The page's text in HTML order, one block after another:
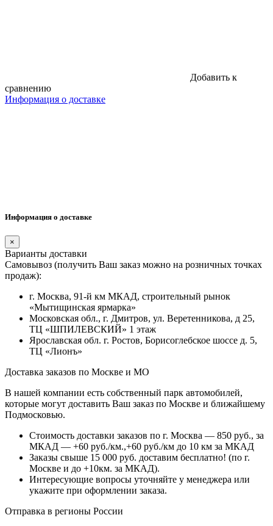
Добавить к
сравнению
Информация о доставке
Информация о доставке
×
Варианты доставки
Самовывоз (получить Ваш заказ можно на розничных точках
продаж):
г. Москва, 91-й км МКАД, строительный рынок
«Мытищинская ярмарка»
Московская обл., г. Дмитров, ул. Веретенникова, д 25,
ТЦ «ШПИЛЕВСКИЙ» 1 этаж
Ярославская обл. г. Ростов, Борисоглебское шоссе д. 5,
ТЦ «Лионъ»
Доставка заказов по Москве и МО
В нашей компании есть собственный парк автомобилей,
которые могут доставить Ваш заказ по Москве и ближайшему
Подмосковью.
Стоимость доставки заказов по г. Москва — 850 руб., за
МКАД — +60 руб./км.,+60 руб./км до 10 км за МКАД
Заказы свыше 15 000 руб. доставим бесплатно! (по г.
Москве и до +10км. за МКАД).
Интересующие вопросы уточняйте у менеджера или
укажите при оформлении заказа.
Отправка в регионы России